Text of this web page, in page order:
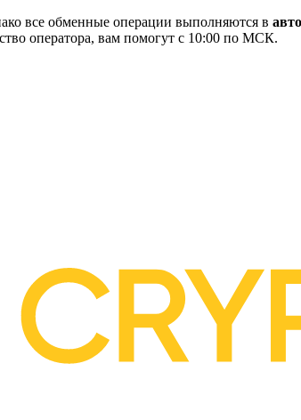
все обменные операции выполняются в
оператора, вам помогут с 10:00 по МСК.